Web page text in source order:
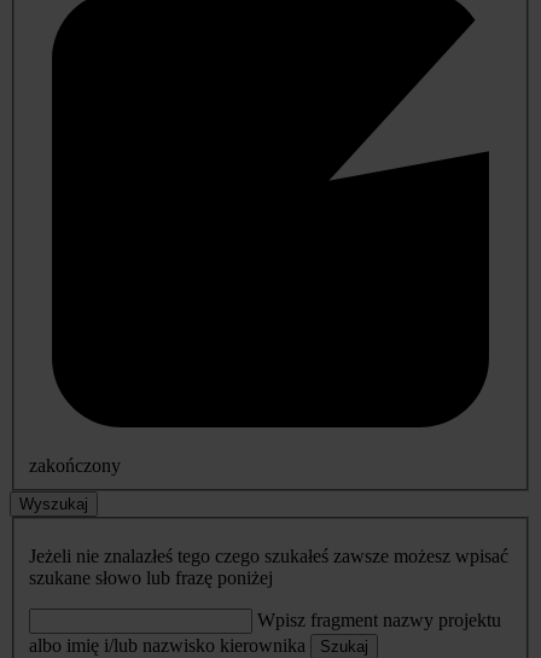
zakończony
Wyszukaj
Jeżeli nie znalazłeś tego czego szukałeś zawsze możesz wpisać
szukane słowo lub frazę poniżej
Wpisz fragment nazwy projektu
albo imię i/lub nazwisko kierownika
Szukaj